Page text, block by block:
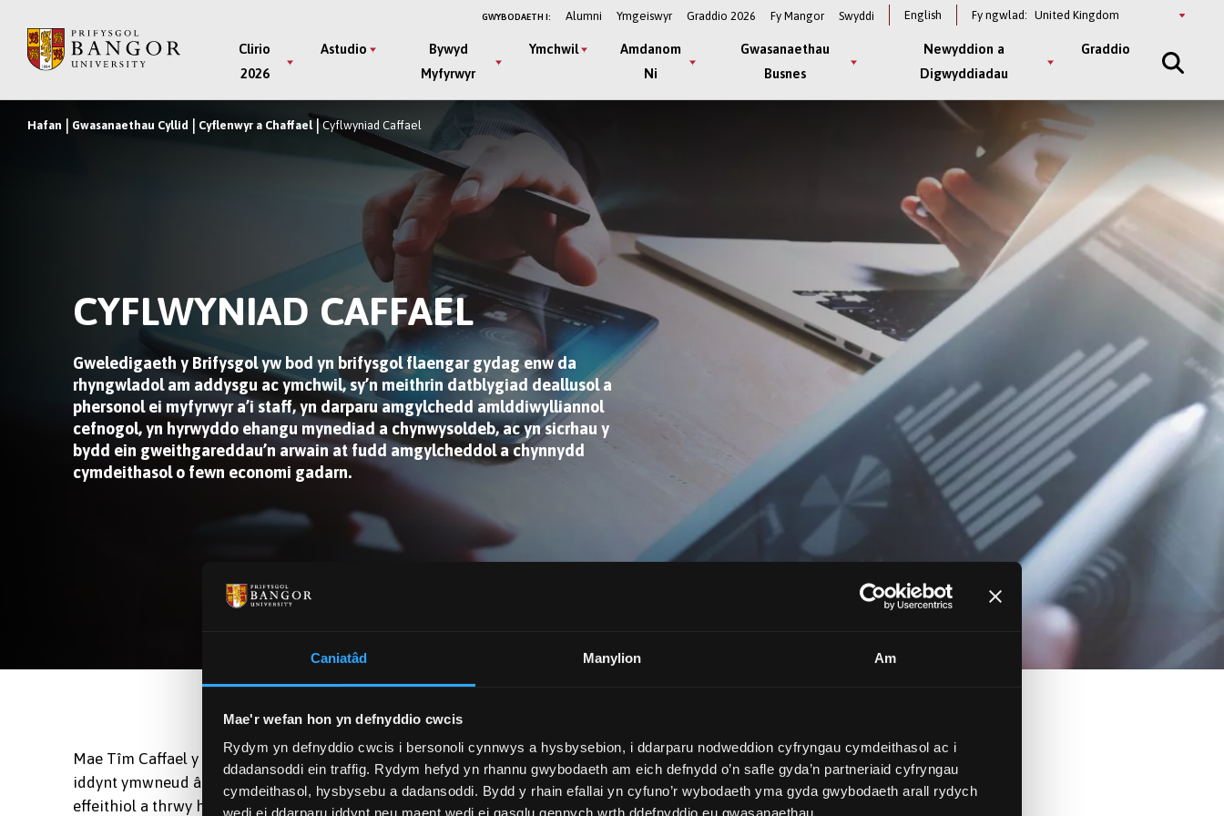
Caniatâd Manylion Am
Mae'r wefan hon yn defnyddio cwcis
Rydym yn defnyddio cwcis i bersonoli cynnwys a hysbysebion, i ddarparu nodweddion cyfryngau cymdeithasol ac i
ddadansoddi ein traffig. Rydym hefyd yn rhannu gwybodaeth am eich defnydd o’n safle gyda’n partneriaid cyfryngau
cymdeithasol, hysbysebu a dadansoddi. Bydd y rhain efallai yn cyfuno’r wybodaeth yma gyda gwybodaeth arall rydych
GWYBODAETH I: Alumni Ymgeiswyr Graddio 2026 Fy Mangor Swyddi English Fy ngwlad: Select
Main
Menu
Clirio
2026
Astudio
Bywyd
Myfyrwyr
Ymchwil
Amdanom
Ni
Gwasanaethau
Busnes
Newyddion a
Digwyddiadau
Graddio
Breadcrumb
Hafan Gwasanaethau Cyllid Cyflenwyr a Chaffael Cyflwyniad Caffael
CYFLWYNIAD CAFFAEL
Gweledigaeth y Brifysgol yw bod yn brifysgol flaengar gydag enw da
rhyngwladol am addysgu ac ymchwil, sy’n meithrin datblygiad deallusol a
phersonol ei myfyrwyr a’i staff, yn darparu amgylchedd amlddiwylliannol
cefnogol, yn hyrwyddo ehangu mynediad a chynwysoldeb, ac yn sicrhau y
bydd ein gweithgareddau’n arwain at fudd amgylcheddol a chynnydd
cymdeithasol o fewn economi gadarn.
Mae Tîm Caffael y Brifysgol yn hyrwyddo proffesiynoldeb wrth gaffael er mwyn cefnogi staff y brifysgol wrth
iddynt ymwneud â chyflenwyr ac er mwyn sicrhau bod prosesau a threfniadau caffael yn briodol ac yn
effeithiol a thrwy hynny annog arloesedd, hyrwyddo cynaliadwyedd ac, yn y pen draw, sicrhau gwerth am